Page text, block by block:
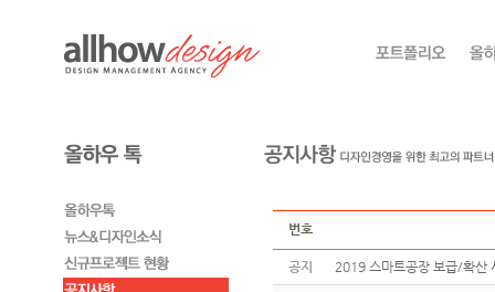
번호
공지 2019 스마트공장 보급/확